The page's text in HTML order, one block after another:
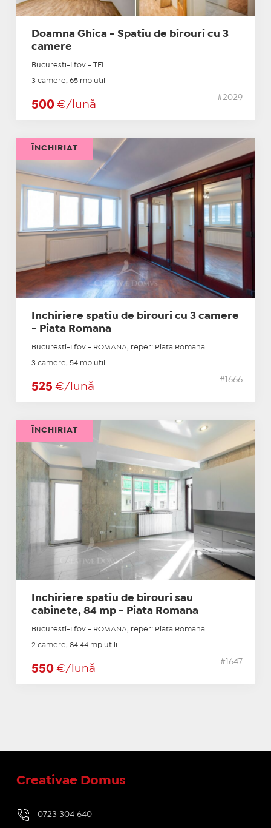
Doamna Ghica - Spatiu de birouri cu 3
camere
Bucuresti-Ilfov - TEI
3 camere, 65 mp utili
500 €/lună
#2029
Inchiriere spatiu de birouri cu 3 camere
- Piata Romana
Bucuresti-Ilfov - ROMANA, reper: Piata Romana
3 camere, 54 mp utili
525 €/lună
#1666
ÎNCHIRIAT
Inchiriere spatiu de birouri sau
cabinete, 84 mp - Piata Romana
Bucuresti-Ilfov - ROMANA, reper: Piata Romana
2 camere, 84.44 mp utili
550 €/lună
#1647
ÎNCHIRIAT
Creativae Domus
0723 304 640